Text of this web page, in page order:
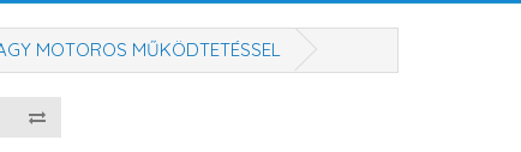
MOTOROS MŰKÖDTETÉSSEL